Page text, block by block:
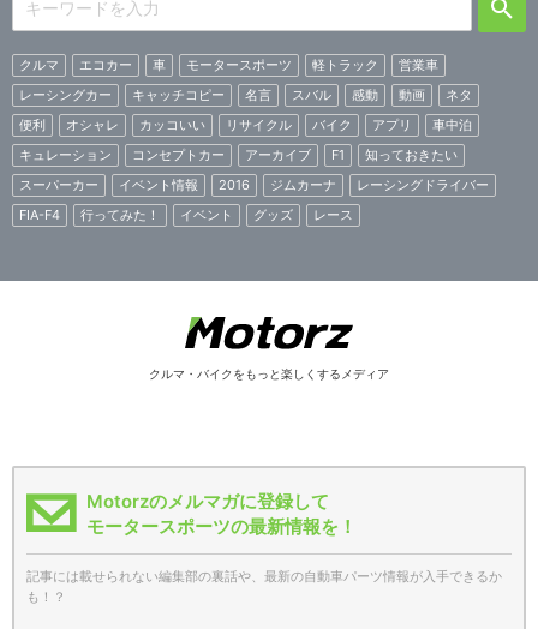
クルマ エコカー 車 モータースポーツ 軽トラック
営業車
レーシングカー
キャッチコピー 名言 スバル 感動 動画
ネタ
便利
オシャレ カッコいい リサイクル バイク アプリ
車中泊
キュレーション
コンセプトカー アーカイブ F1
知っておきたい
スーパーカー
イベント情報 2016 ジムカーナ
レーシングドライバー
FIA-F4
行ってみた！ イベント グッズ レース
クルマ・バイクをもっと楽しくするメディア
Motorzのメルマガに登録して
モータースポーツの最新情報を！
記事には載せられない編集部の裏話や、最新の自動車パーツ情報が入手できるか
も！？